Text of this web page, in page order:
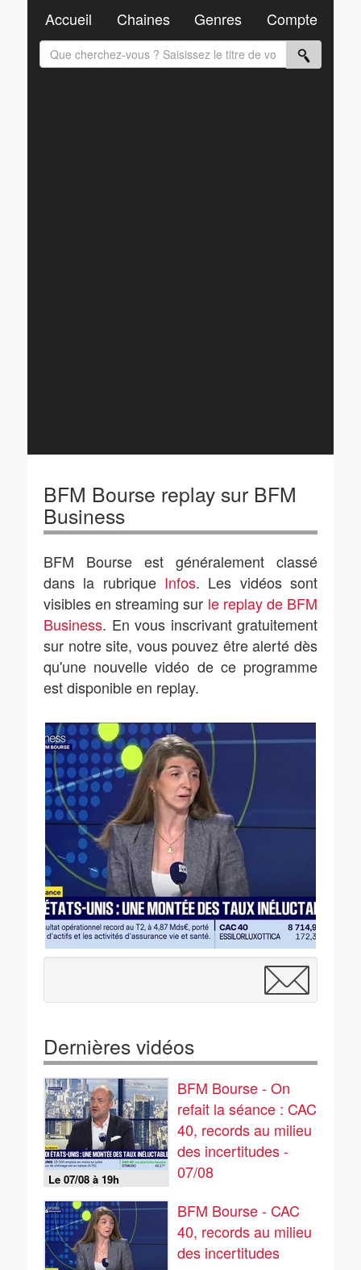
BFM Bourse replay sur BFM
Business
BFM Bourse est généralement classé
dans la rubrique Infos. Les vidéos sont
visibles en streaming sur le replay de BFM
Business. En vous inscrivant gratuitement
sur notre site, vous pouvez être alerté dès
qu'une nouvelle vidéo de ce programme
est disponible en replay.
Dernières vidéos
Le 07/08 à 19h
BFM Bourse - On
refait la séance : CAC
40, records au milieu
des incertitudes -
07/08
BFM Bourse - CAC
40, records au milieu
des incertitudes
Accueil Chaines Genres Compte